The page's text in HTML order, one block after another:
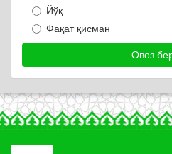
Йўқ
Фақат қисман